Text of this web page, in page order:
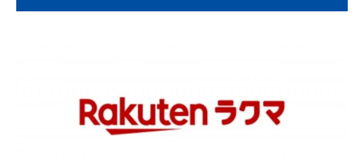
「送料込み（出品者負担）」に設定する必要